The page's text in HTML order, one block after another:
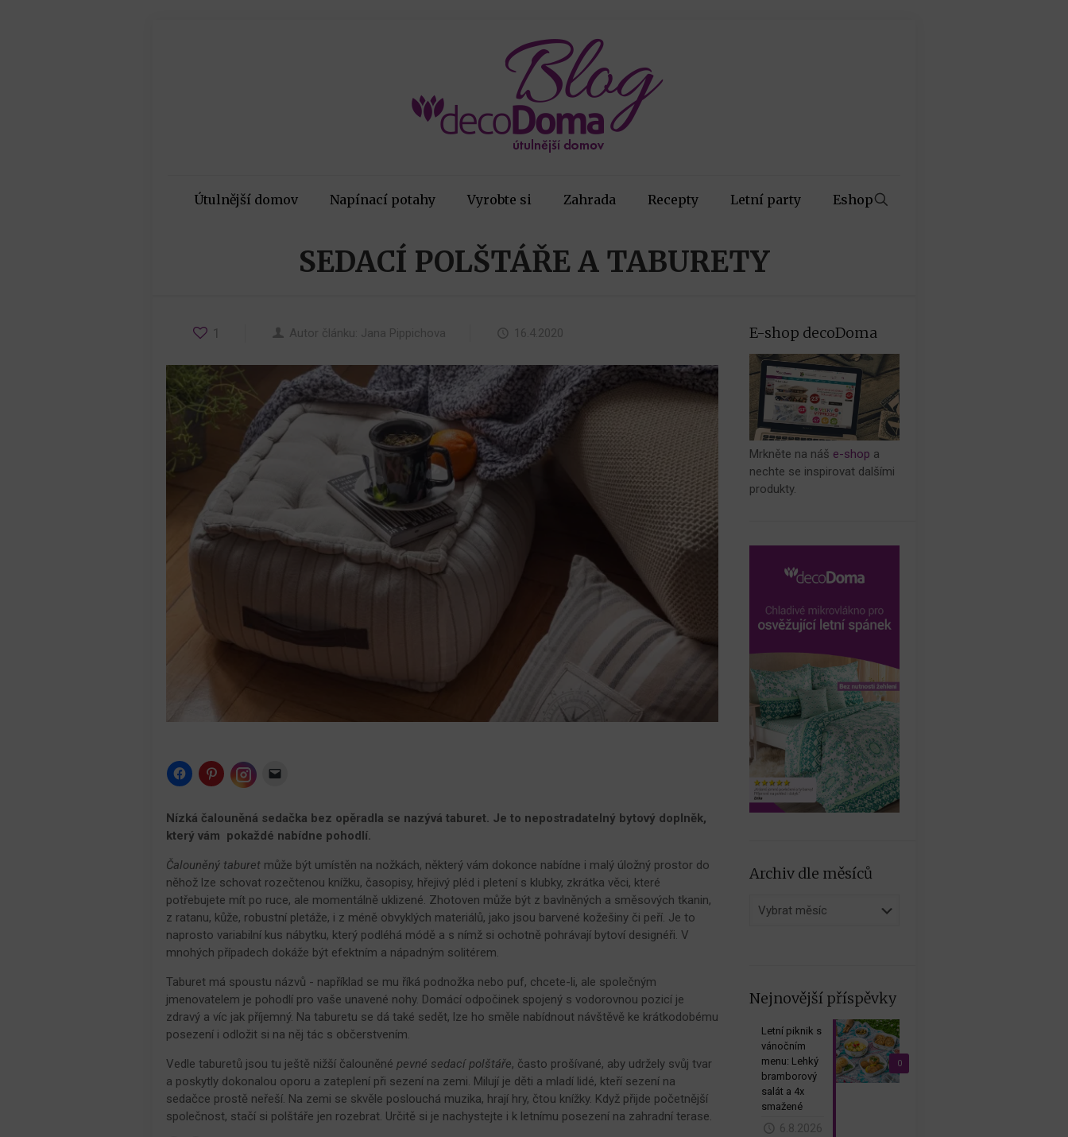
Útulnější domov Napínací potahy Vyrobte si Zahrada Recepty Letní party Eshop
SEDACÍ POLŠTÁŘE A TABURETY
1 Autor článku: Jana Pippichova 16.4.2020
Click
to
Facebook
(Opens
in
new
Click
to
share
Pinterest
(Opens
in
new
share
on
Instagram
new
window)
link
to
a
friend
in
window)
Nízká čalouněná sedačka bez opěradla se nazývá taburet. Je to nepostradatelný bytový doplněk,
který vám pokaždé nabídne pohodlí.
Čalouněný taburet může být umístěn na nožkách, některý vám dokonce nabídne i malý úložný prostor do
něhož lze schovat rozečtenou knížku, časopisy, hřejivý pléd i pletení s klubky, zkrátka věci, které
potřebujete mít po ruce, ale momentálně uklizené. Zhotoven může být z bavlněných a směsových tkanin,
z ratanu, kůže, robustní pletáže, i z méně obvyklých materiálů, jako jsou barvené kožešiny či peří. Je to
naprosto variabilní kus nábytku, který podléhá módě a s nímž si ochotně pohrávají bytoví designéři. V
mnohých případech dokáže být efektním a nápadným solitérem.
Taburet má spoustu názvů - například se mu říká podnožka nebo puf, chcete-li, ale společným
jmenovatelem je pohodlí pro vaše unavené nohy. Domácí odpočinek spojený s vodorovnou pozicí je
zdravý a víc jak příjemný. Na taburetu se dá také sedět, lze ho směle nabídnout návštěvě ke krátkodobému
posezení i odložit si na něj tác s občerstvením.
Vedle taburetů jsou tu ještě nižší čalouněné pevné sedací polštáře, často prošívané, aby udržely svůj tvar
a poskytly dokonalou oporu a zateplení při sezení na zemi. Milují je děti a mladí lidé, kteří sezení na
sedačce prostě neřeší. Na zemi se skvěle poslouchá muzika, hrají hry, čtou knížky. Když přijde početnější
společnost, stačí si polštáře jen rozebrat. Určitě si je nachystejte i k letnímu posezení na zahradní terase.
E-shop decoDoma
Mrkněte na náš e-shop a
nechte se inspirovat dalšími
produkty.
Archiv dle měsíců
Archiv
Nejnovější příspěvky
0
Letní piknik s
vánočním
menu: Lehký
bramborový
salát a 4x
smažené
6.8.2026